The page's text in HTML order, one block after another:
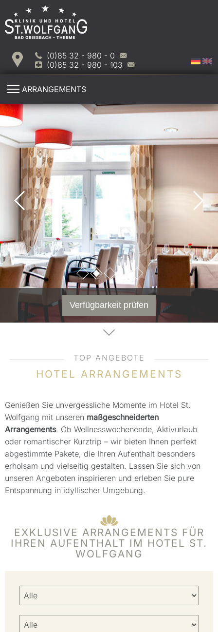
(0)85 32 - 980 - 0
(0)85 32 - 980 - 103
ARRANGEMENTS
Verfügbarkeit prüfen
TOP ANGEBOTE
HOTEL ARRANGEMENTS
Genießen Sie unvergessliche Momente im Hotel St.
Wolfgang mit unseren maßgeschneiderten
Arrangements. Ob Wellnesswochenende, Aktivurlaub
oder romantischer Kurztrip – wir bieten Ihnen perfekt
abgestimmte Pakete, die Ihren Aufenthalt besonders
erholsam und vielseitig gestalten. Lassen Sie sich von
unseren Angeboten inspirieren und erleben Sie pure
Entspannung in idyllischer Umgebung.
EXKLUSIVE ARRANGEMENTS FÜR
IHREN AUFENTHALT IM HOTEL ST.
WOLFGANG